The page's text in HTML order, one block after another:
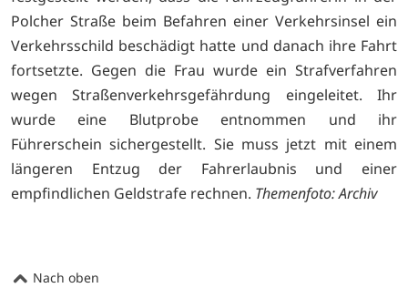
Polcher Straße beim Befahren einer Verkehrsinsel ein
Verkehrsschild beschädigt hatte und danach ihre Fahrt
fortsetzte. Gegen die Frau wurde ein Strafverfahren
wegen Straßenverkehrsgefährdung eingeleitet. Ihr
wurde eine Blutprobe entnommen und ihr
Führerschein sichergestellt. Sie muss jetzt mit einem
längeren Entzug der Fahrerlaubnis und einer
empfindlichen Geldstrafe rechnen. Themenfoto: Archiv
Nach oben